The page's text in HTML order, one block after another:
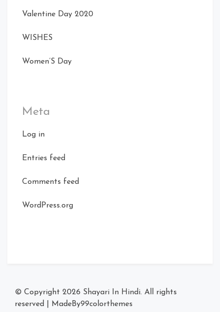
Valentine Day 2020
WISHES
Women’S Day
Meta
Log in
Entries feed
Comments feed
WordPress.org
© Copyright 2026 Shayari In Hindi. All rights
reserved
MadeBy99colorthemes